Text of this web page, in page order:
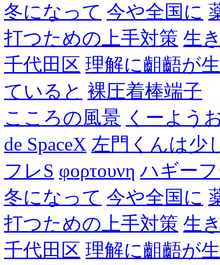
冬になって 今や全国に
打つための上手対策 生
千代田区 理解に齟齬が
ていると 裸圧着棒端子
こころの風景 くーよう
de SpaceX 左門くんは少
フレS φορτουνη ハギー
冬になって 今や全国に
打つための上手対策 生
千代田区 理解に齟齬が